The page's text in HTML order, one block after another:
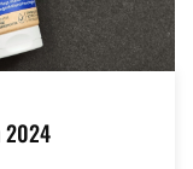
2024